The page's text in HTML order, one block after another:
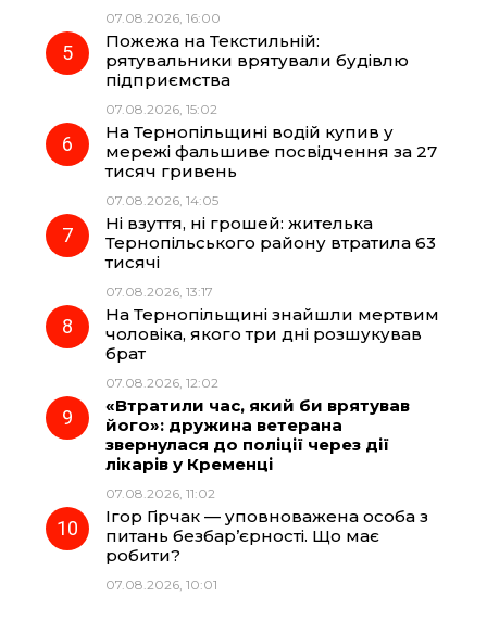
07.08.2026, 16:00
Пожежа на Текстильній:
рятувальники врятували будівлю
підприємства
07.08.2026, 15:02
На Тернопільщині водій купив у
мережі фальшиве посвідчення за 27
тисяч гривень
07.08.2026, 14:05
Ні взуття, ні грошей: жителька
Тернопільського району втратила 63
тисячі
07.08.2026, 13:17
На Тернопільщині знайшли мертвим
чоловіка, якого три дні розшукував
брат
07.08.2026, 12:02
«Втратили час, який би врятував
його»: дружина ветерана
звернулася до поліції через дії
лікарів у Кременці
07.08.2026, 11:02
Ігор Гірчак — уповноважена особа з
питань безбар’єрності. Що має
робити?
07.08.2026, 10:01